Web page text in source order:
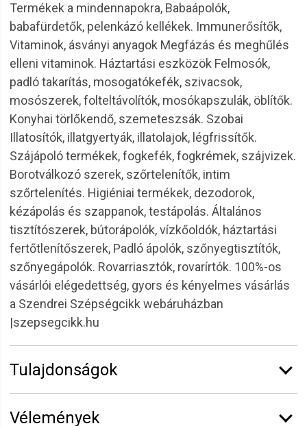
Termékek a mindennapokra, Babaápolók,
babafürdetők, pelenkázó kellékek. Immunerősítők,
Vitaminok, ásványi anyagok Megfázás és meghűlés
elleni vitaminok. Háztartási eszközök Felmosók,
padló takarítás, mosogatókefék, szivacsok,
mosószerek, folteltávolítók, mosókapszulák, öblítők.
Konyhai törlőkendő, szemeteszsák. Szobai
Illatosítók, illatgyertyák, illatolajok, légfrissítők.
Szájápoló termékek, fogkefék, fogkrémek, szájvizek.
Borotválkozó szerek, szőrtelenítők, intim
szőrtelenítés. Higiéniai termékek, dezodorok,
kézápolás és szappanok, testápolás. Általános
tisztítószerek, bútorápolók, vízkőoldók, háztartási
fertőtlenítőszerek, Padló ápolók, szőnyegtisztítók,
szőnyegápolók. Rovarriasztók, rovarírtók. 100%-os
vásárlói elégedettség, gyors és kényelmes vásárlás
a Szendrei Szépségcikk webáruházban
|szepsegcikk.hu
Tulajdonságok
Kiszerelés:
Vélemények